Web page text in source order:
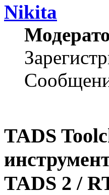
Nikita
TADS
TADS 2 /